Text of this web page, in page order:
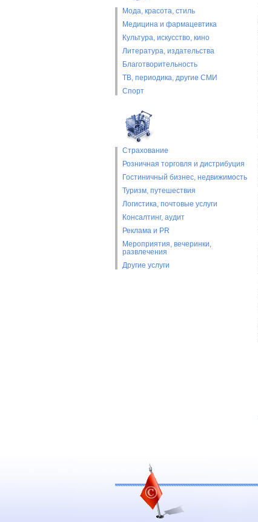
Мода, красота, стиль
Медицина и фармацевтика
Культура, искусство, кино
Литература, издательства
Благотворительность
ТВ, периодика, другие СМИ
Спорт
Страхование
Розничная торговля и дистрибуция
Гостиничный бизнес, недвижимость
Туризм, путешествия
Логистика, почтовые услуги
Консалтинг, аудит
Реклама и PR
Мероприятия, вечеринки,
развлечения
Другие услуги